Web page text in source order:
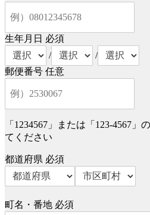
生年月日 必須
/
/
郵便番号 任意
「1234567」または「123-4567
てください
都道府県 必須
町名・番地 必須